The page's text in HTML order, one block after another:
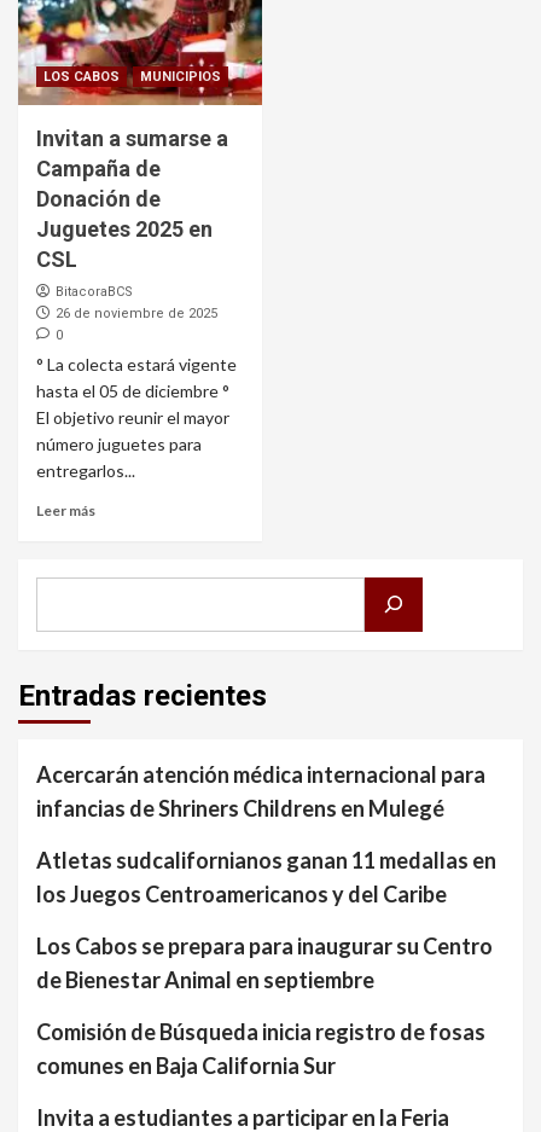
LOS CABOS MUNICIPIOS
Invitan a sumarse a
Campaña de
Donación de
Juguetes 2025 en
CSL
BitacoraBCS
26 de noviembre de 2025
0
° La colecta estará vigente
hasta el 05 de diciembre °
El objetivo reunir el mayor
número juguetes para
entregarlos...
Leer más
Entradas recientes
Acercarán atención médica internacional para
infancias de Shriners Childrens en Mulegé
Atletas sudcalifornianos ganan 11 medallas en
los Juegos Centroamericanos y del Caribe
Los Cabos se prepara para inaugurar su Centro
de Bienestar Animal en septiembre
Comisión de Búsqueda inicia registro de fosas
comunes en Baja California Sur
Invita a estudiantes a participar en la Feria